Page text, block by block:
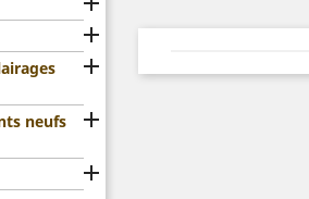


neufs

